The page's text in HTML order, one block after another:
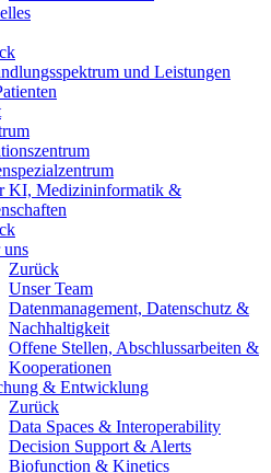
und Leistungen
KI, Medizininformatik &
Zurück
Unser Team
Datenmanagement, Datenschutz &
Nachhaltigkeit
Offene Stellen, Abschlussarbeiten &
Kooperationen
& Entwicklung
Zurück
Data Spaces & Interoperability
Decision Support & Alerts
Biofunction & Kinetics